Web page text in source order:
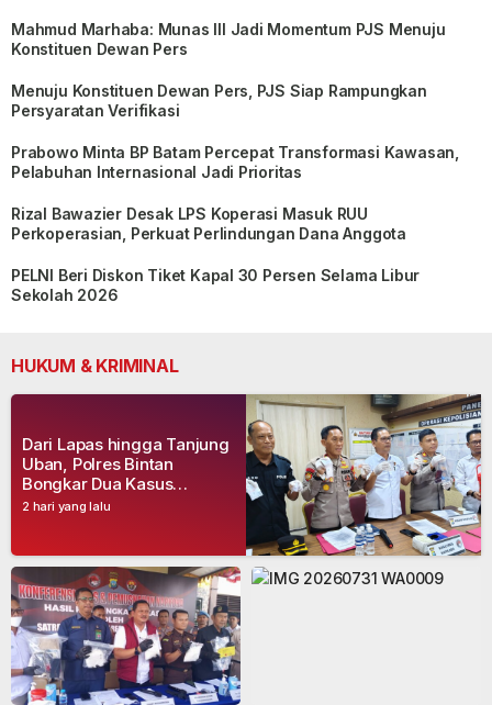
Mahmud Marhaba: Munas III Jadi Momentum PJS Menuju
Konstituen Dewan Pers
Menuju Konstituen Dewan Pers, PJS Siap Rampungkan
Persyaratan Verifikasi
Prabowo Minta BP Batam Percepat Transformasi Kawasan,
Pelabuhan Internasional Jadi Prioritas
Rizal Bawazier Desak LPS Koperasi Masuk RUU
Perkoperasian, Perkuat Perlindungan Dana Anggota
PELNI Beri Diskon Tiket Kapal 30 Persen Selama Libur
Sekolah 2026
HUKUM & KRIMINAL
2 hari yang lalu
Dari Lapas hingga Tanjung
Uban, Polres Bintan
Bongkar Dua Kasus
Narkoba, Empat Tersangka